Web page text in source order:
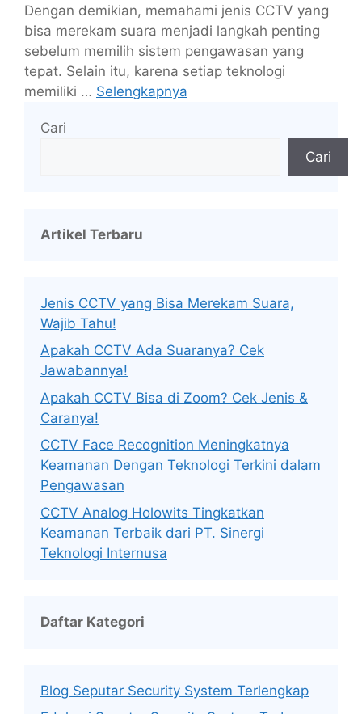
Dengan demikian, memahami jenis CCTV yang
bisa merekam suara menjadi langkah penting
sebelum memilih sistem pengawasan yang
tepat. Selain itu, karena setiap teknologi
memiliki … Selengkapnya
Cari
Cari
Artikel Terbaru
Jenis CCTV yang Bisa Merekam Suara,
Wajib Tahu!
Apakah CCTV Ada Suaranya? Cek
Jawabannya!
Apakah CCTV Bisa di Zoom? Cek Jenis &
Caranya!
CCTV Face Recognition Meningkatnya
Keamanan Dengan Teknologi Terkini dalam
Pengawasan
CCTV Analog Holowits Tingkatkan
Keamanan Terbaik dari PT. Sinergi
Teknologi Internusa
Daftar Kategori
Blog Seputar Security System Terlengkap